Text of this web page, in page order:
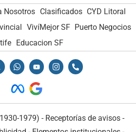
Nosotros Clasificados CYD Litoral
VivíMejor SF Puerto Negocios
Educacion SF
1979) - Receptorías de avisos -